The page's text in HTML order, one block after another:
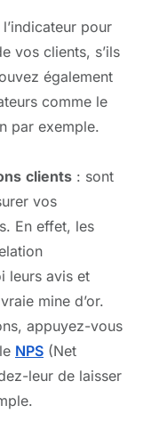
pour
vos clients, s’ils
également
comme le
par exemple.
clients : sont
vos
En effet, les
leurs avis et
mine d’or.
appuyez-vous
NPS (Net
leur de laisser